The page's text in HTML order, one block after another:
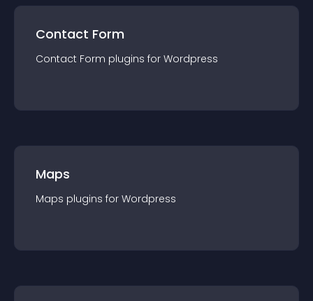
Contact Form
Contact Form plugins for Wordpress
Maps
Maps plugins for Wordpress